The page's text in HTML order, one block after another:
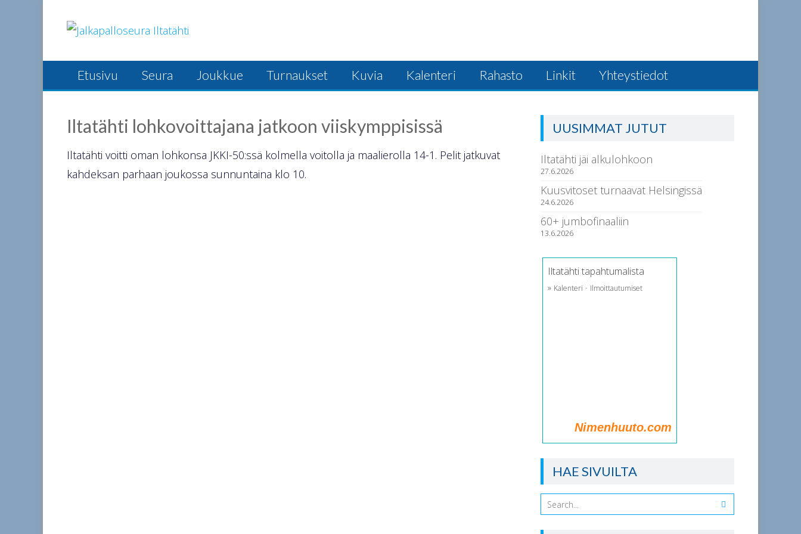
Etusivu Seura Joukkue Turnaukset Kuvia Kalenteri Rahasto Linkit Yhteystiedot
Iltatähti lohkovoittajana jatkoon viiskymppisissä
Iltatähti voitti oman lohkonsa JKKI-50:ssä kolmella voitolla ja maalierolla 14-1. Pelit jatkuvat
kahdeksan parhaan joukossa sunnuntaina klo 10.
UUSIMMAT JUTUT
Iltatähti jäi alkulohkoon
27.6.2026
Kuusvitoset turnaavat Helsingissä
24.6.2026
60+ jumbofinaaliin
13.6.2026
Iltatähti tapahtumalista
» Kalenteri · Ilmoittautumiset
Nimenhuuto.com
HAE SIVUILTA